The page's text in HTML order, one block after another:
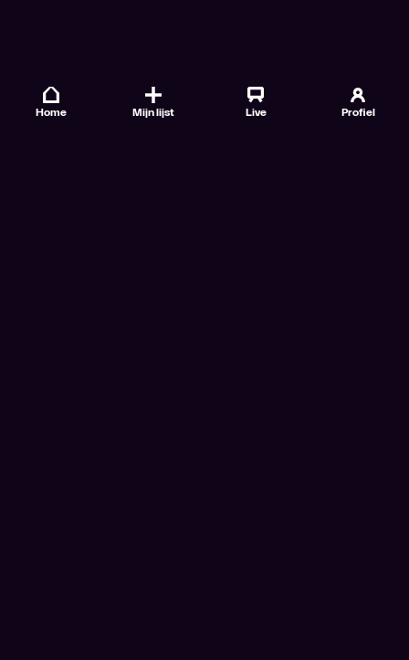
Home Mijn lijst Live Profiel